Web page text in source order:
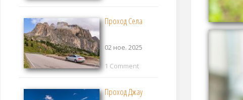
Проход Села
02 ное. 2025
1 Comment
Проход Джау